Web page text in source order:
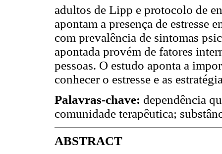
adultos de Lipp e protocolo de
apontam a presença de estresse
com prevalência de sintomas
apontada provém de fatores
pessoas. O estudo aponta a
conhecer o estresse e as
Palavras-chave: dependência
comunidade terapêutica;
ABSTRACT